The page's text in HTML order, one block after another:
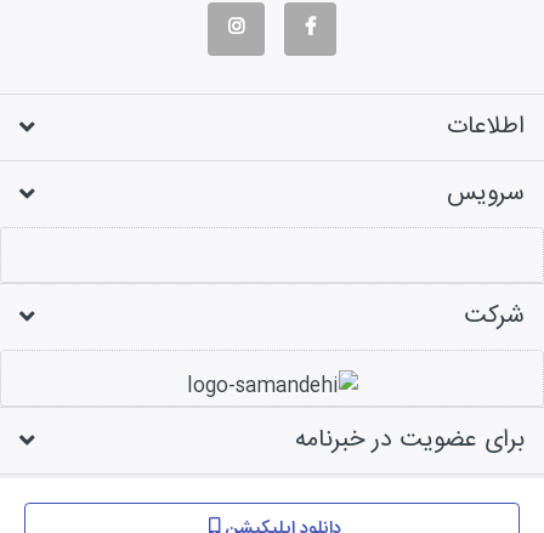
اطلاعات
سرویس
شرکت
برای عضویت در خبرنامه
طراحی فروشگاه اینترنتی